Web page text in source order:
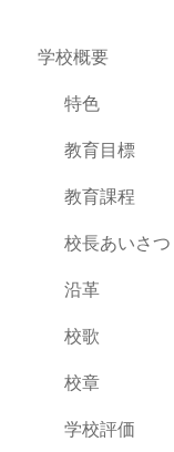
学校概要
特色
教育目標
教育課程
校長あいさつ
沿革
校歌
校章
学校評価